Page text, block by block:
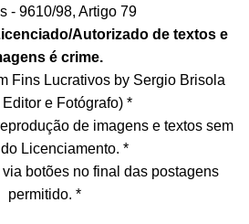
- 9610/98, Artigo 79
Autorizado de textos e
é crime.
Fins Lucrativos by Sergio Brisola
Editor e Fotógrafo) *
de imagens e textos sem
Licenciamento. *
botões no final das postagens
permitido. *